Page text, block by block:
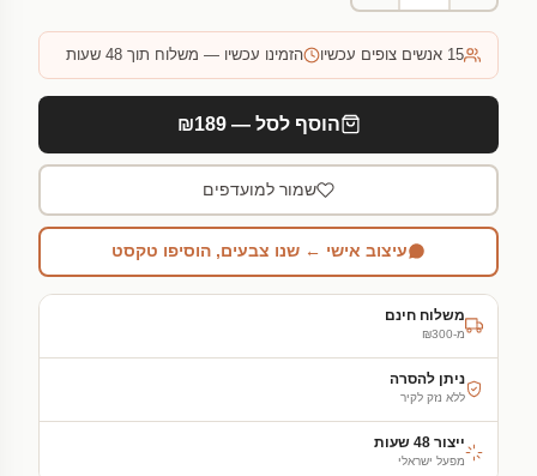
15 אנשים צופים עכשיו הזמינו עכשיו — משלוח תוך 48 שעות
הוסף לסל — ₪189
שמור למועדפים
עיצוב אישי ← שנו צבעים, הוסיפו טקסט
משלוח חינם
מ-₪300
ניתן להסרה
ללא נזק לקיר
ייצור 48 שעות
מפעל ישראלי